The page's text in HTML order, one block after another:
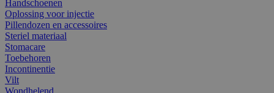
Handschoenen
Oplossing voor injectie
Pillendozen en accessoires
Steriel materiaal
Stomacare
Toebehoren
Incontinentie
Vilt
Wondhelend